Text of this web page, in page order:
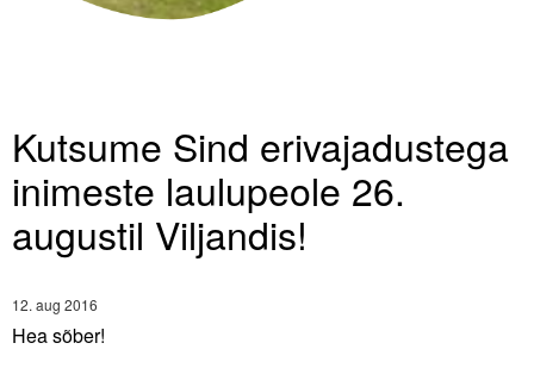
TULE TÖÖLE!
Ettevõttest
Kontakt
ERF toetab
Kutsume Sind erivajadustega
inimeste laulupeole 26.
augustil Viljandis!
12. aug 2016
Hea sõber!